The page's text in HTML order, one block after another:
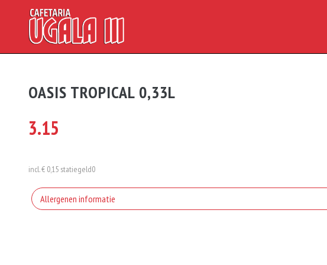
OASIS TROPICAL 0,33L
3.15
incl. € 0,15 statiegeld0
Allergenen informatie